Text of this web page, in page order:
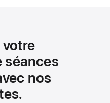
séances
nos